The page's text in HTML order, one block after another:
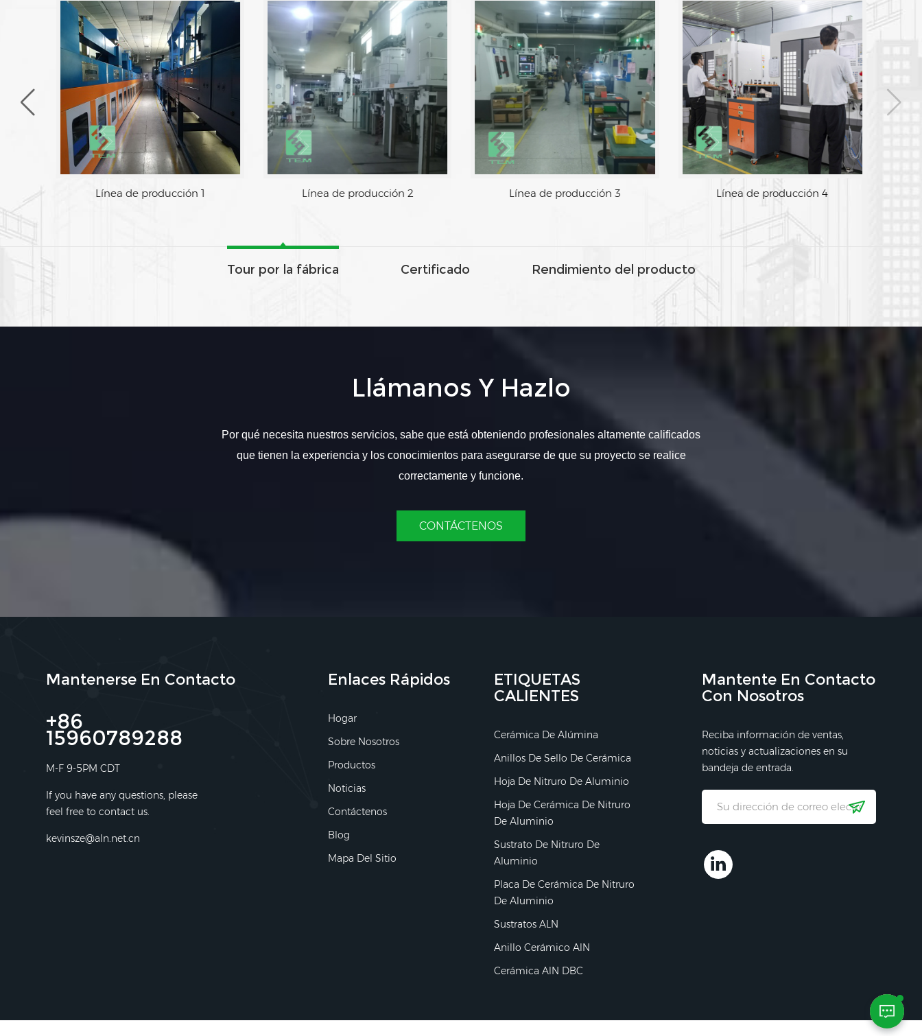
Área de fabrica Línea de producción 1 Línea de producción 2 Línea de producción 3
Tour por la fábrica Certificado Rendimiento del producto
Llámanos Y Hazlo
Por qué necesita nuestros servicios, sabe que está obteniendo profesionales altamente calificados
que tienen la experiencia y los conocimientos para asegurarse de que su proyecto se realice
correctamente y funcione.
CONTÁCTENOS
Mantenerse En Contacto
+86
15960789288
M-F 9-5PM CDT
If you have any questions, please
feel free to contact us.
kevinsze@aln.net.cn
Enlaces Rápidos
Hogar
Sobre Nosotros
Productos
Noticias
Contáctenos
Blog
Mapa Del Sitio
ETIQUETAS
CALIENTES
Cerámica De Alúmina
Anillos De Sello De Cerámica
Hoja De Nitruro De Aluminio
Hoja De Cerámica De Nitruro
De Aluminio
Sustrato De Nitruro De
Aluminio
Placa De Cerámica De Nitruro
De Aluminio
Sustratos ALN
Anillo Cerámico AlN
Cerámica AlN DBC
Mantente En Contacto
Con Nosotros
Reciba información de ventas,
noticias y actualizaciones en su
bandeja de entrada.